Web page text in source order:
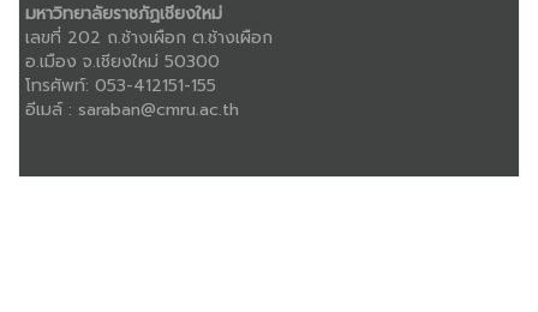
มหาวิทยาลัยราชภัฏเชียงใหม่
เลขที่ 202 ถ.ช้างเผือก ต.ช้างเผือก
อ.เมือง จ.เชียงใหม่ 50300
โทรศัพท์: 053-412151-155
อีเมล์ : saraban@cmru.ac.th